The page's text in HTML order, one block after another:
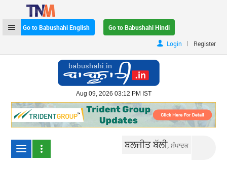
Go to Babushahi English
Go to Babushahi Hindi
Login
| Register
Aug 09, 2026 03:12 PM IST
ਬਲਜੀਤ ਬੱਲੀ,ਸੰਪਾਦਕ